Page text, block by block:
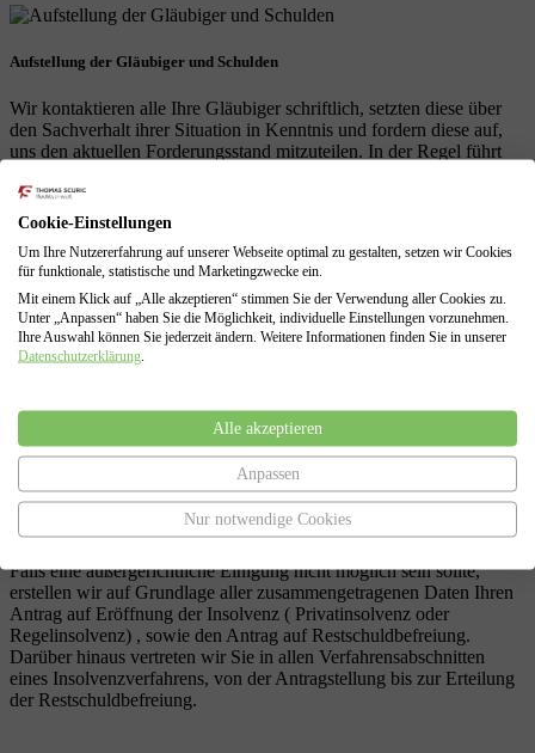
Aufstellung der Gläubiger und Schulden
Wir kontaktieren alle Ihre Gläubiger schriftlich, setzten diese über
den Sachverhalt ihrer Situation in Kenntnis und fordern diese auf,
uns den aktuellen Forderungsstand mitzuteilen. In der Regel führt
dazu, dass ihre Gläubiger von weiteren Vollstreckungen ( wie z.B.
Kontopfändung oder Lohnpfändung) absehen.
Versuch der Schuldenbereinigung
Im Anschluss an die Schuldenstandsabfrage führen wir für Sie den
Gläubigern dar, dass Sie ihre Forderungen derzeit nicht erfüllen
Regel- oder Verbraucherinsolvenz
Falls eine außergerichtliche Einigung nicht möglich sein sollte,
erstellen wir auf Grundlage aller zusammengetragenen Daten Ihren
Antrag auf Eröffnung der Insolvenz ( Privatinsolvenz oder
Regelinsolvenz) , sowie den Antrag auf Restschuldbefreiung.
Darüber hinaus vertreten wir Sie in allen Verfahrensabschnitten
eines Insolvenzverfahrens, von der Antragstellung bis zur Erteilung
der Restschuldbefreiung.
Cookie-Einstellungen
Um Ihre Nutzererfahrung auf unserer Webseite optimal zu gestalten, setzen wir Cookies
für funktionale, statistische und Marketingzwecke ein.
Mit einem Klick auf „Alle akzeptieren“ stimmen Sie der Verwendung aller Cookies zu.
Unter „Anpassen“ haben Sie die Möglichkeit, individuelle Einstellungen vorzunehmen.
Ihre Auswahl können Sie jederzeit ändern. Weitere Informationen finden Sie in unserer
Datenschutzerklärung
Alle akzeptieren
Anpassen
Nur notwendige Cookies